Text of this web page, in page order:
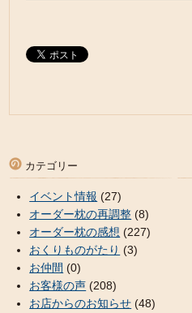
カテゴリー
イベント情報 (27)
オーダー枕の再調整 (8)
オーダー枕の感想 (227)
おくりものがたり (3)
お仲間 (0)
お客様の声 (208)
お店からのお知らせ (48)